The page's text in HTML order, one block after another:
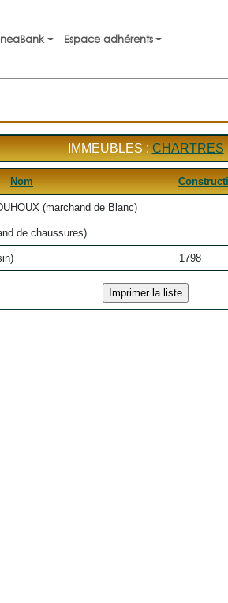
Espace adhérents
IMMEUBLES :CHARTRES
Nom
(marchand de Blanc)
de chaussures)
1798